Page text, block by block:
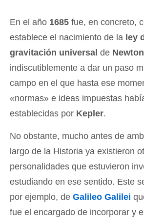
En el año 1685 fue, en concreto,
establece el nacimiento de la ley
gravitación universal de Newton
indiscutiblemente a dar un paso
campo en el que hasta ese
«normas» e ideas impuestas
establecidas por Kepler.
No obstante, mucho antes de
largo de la Historia ya existieron
personalidades que estuvieron
estudiando en ese sentido. Este
por ejemplo, de Galileo Galilei
fue el encargado de incorporar y